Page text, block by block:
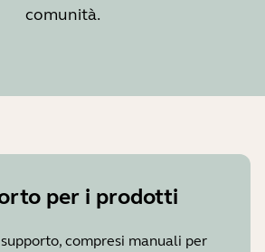
comunità.
per i prodotti
compresi manuali per